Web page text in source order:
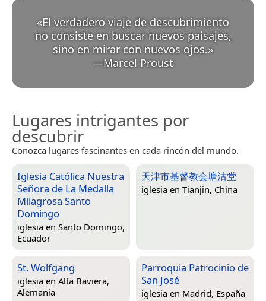
«El verdadero viaje de descubrimiento
no consiste en buscar nuevos paisajes,
sino en mirar con nuevos ojos.
—Marcel Proust
Lugares intrigantes por
descubrir
Conozca lugares fascinantes en cada rincón del mundo.
Iglesia Católica Nuestra
Señora de La Medalla
Milagrosa Santo
Domingo
iglesia en Santo Domingo,
Ecuador
天津市基督教会塘沽堂
iglesia en Tianjin, China
St. Wolfgang
iglesia en Alta Baviera,
Alemania
Parroquia Patrocinio de
San José
iglesia en Madrid, España